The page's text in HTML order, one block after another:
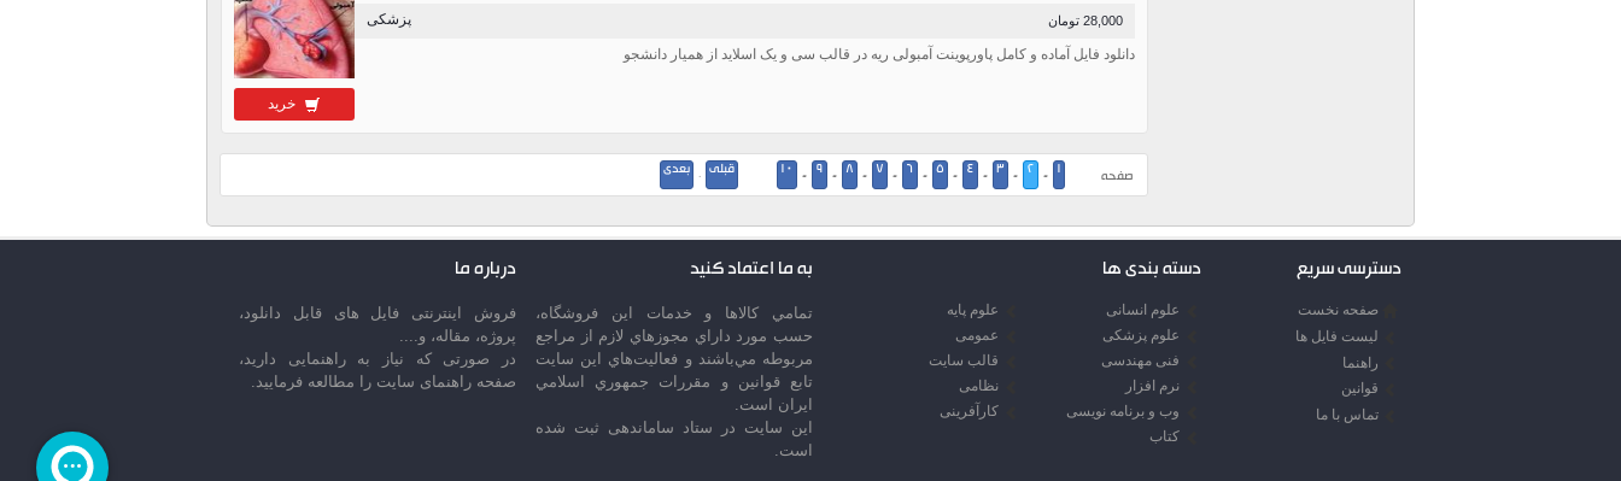
خرید
پزشکی 28,000 تومان
دانلود فایل آماده و کامل پاورپوینت آمبولی ریه در قالب سی و یک اسلاید از همیار دانشجو
صفحه 1
-
2
-
3
-
4
-
5
-
6
-
7
-
8
-
9
-
10 قبلی · بعدی
دسترسی سریع
صفحه نخست
لیست فایل ها
راهنما
قوانین
تماس با ما
دسته بندی ها
علوم انسانی
علوم پایه
علوم پزشکی
عمومی
فنی مهندسی
قالب سایت
نرم افزار
نظامی
وب و برنامه نویسی
کارآفرینی
کتاب
به ما اعتماد کنید
تمامي كالاها و خدمات اين فروشگاه،
حسب مورد داراي مجوزهاي لازم از مراجع
مربوطه مي‌باشند و فعاليت‌هاي اين سايت
تابع قوانين و مقررات جمهوري اسلامي
ايران است.
این سایت در ستاد ساماندهی ثبت شده
است.
درباره ما
فروش اینترنتی فایل های قابل دانلود،
پروژه، مقاله، و....
در صورتی که نیاز به راهنمایی دارید،
صفحه راهنمای سایت را مطالعه فرمایید.